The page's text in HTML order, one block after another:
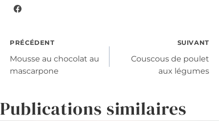
Navigation
de
l’article
PRÉCÉDENT
Mousse au chocolat au
mascarpone
SUIVANT
Couscous de poulet
aux légumes
Publications similaires